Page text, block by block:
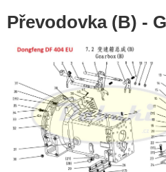
Převodovka (B) -